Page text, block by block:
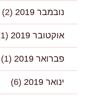
נובמבר 2019 (2)
אוקטובר 2019 (1)
פברואר 2019 (1)
ינואר 2019 (6)